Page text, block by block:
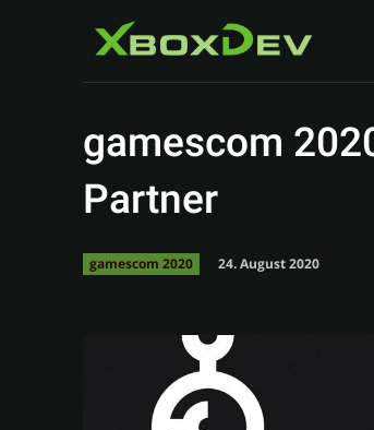
gamescom
Partner
gamescom 2020 24. August 2020